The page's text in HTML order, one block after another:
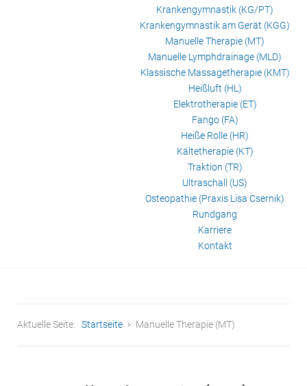
Krankengymnastik (KG/PT)
Krankengymnastik am Gerät (KGG)
Manuelle Therapie (MT)
Manuelle Lymphdrainage (MLD)
Klassische Massagetherapie (KMT)
Heißluft (HL)
Elektrotherapie (ET)
Fango (FA)
Heiße Rolle (HR)
Kältetherapie (KT)
Traktion (TR)
Ultraschall (US)
Osteopathie (Praxis Lisa Csernik)
Rundgang
Karriere
Kontakt
Aktuelle Seite: Startseite Manuelle Therapie (MT)